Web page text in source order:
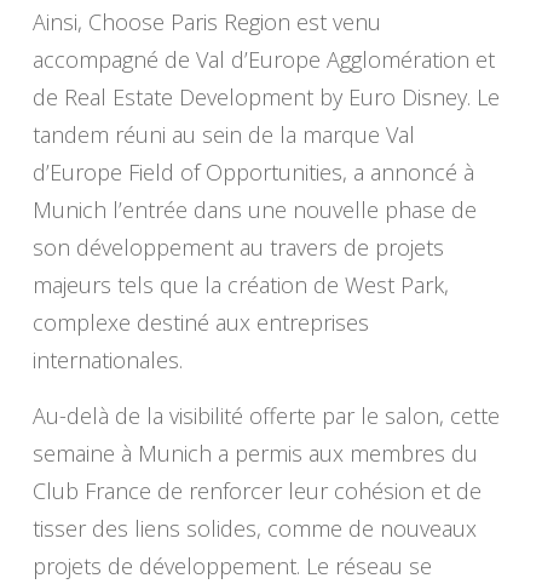
Ainsi, Choose Paris Region est venu
accompagné de Val d’Europe Agglomération et
de Real Estate Development by Euro Disney. Le
tandem réuni au sein de la marque Val
d’Europe Field of Opportunities, a annoncé à
Munich l’entrée dans une nouvelle phase de
son développement au travers de projets
majeurs tels que la création de West Park,
complexe destiné aux entreprises
internationales.
Au-delà de la visibilité offerte par le salon, cette
semaine à Munich a permis aux membres du
Club France de renforcer leur cohésion et de
tisser des liens solides, comme de nouveaux
projets de développement. Le réseau se